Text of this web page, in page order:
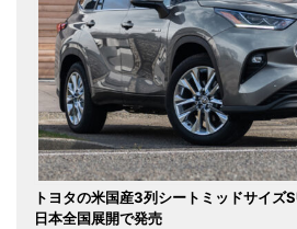
トヨタの米国産3列シートミッドサイズ
日本全国展開で発売